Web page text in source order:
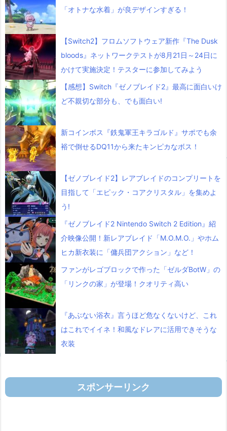
「オトナな水着」が良デザインすぎる！
【Switch2】フロムソフトウェア新作『The Dusk
bloods』ネットワークテストが8月21日～24日に
かけて実施決定！テスターに参加してみよう
【感想】Switch『ゼノブレイド2』最高に面白いけ
ど不親切な部分も、でも面白い!
新コインボス『鉄鬼軍王キラゴルド』サポでも余
裕で倒せるDQ11から来たキンピカなボス！
【ゼノブレイド2】レアブレイドのコンプリートを
目指して「エピック・コアクリスタル」を集めよ
う!
『ゼノブレイド2 Nintendo Switch 2 Edition』紹
介映像公開！新レアブレイド「M.O.M.O.」やホム
ヒカ新衣装に「傭兵団アクション」など！
ファンがレゴブロックで作った「ゼルダBotW」の
「リンクの家」が登場！クオリティ高い
『あぶない浴衣』言うほど危なくないけど、これ
はこれでイイネ！和風なドレアに活用できそうな
衣装
スポンサーリンク